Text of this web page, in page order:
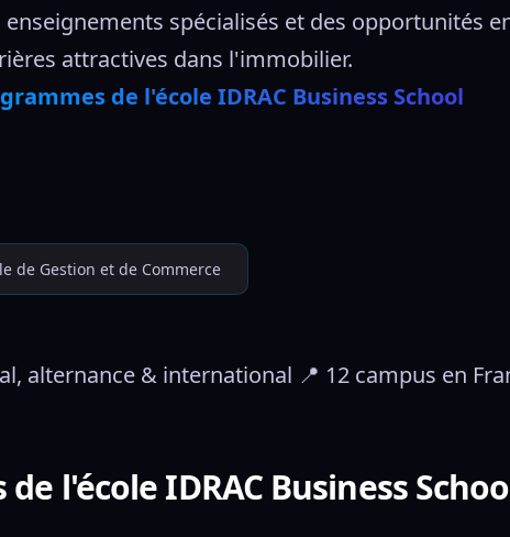
spécialisés et des opportunités
attractives dans l'immobilier.
de l'école IDRAC Business School
de Gestion et de Commerce
alternance & international 📍 12 campus en
l'école IDRAC Business